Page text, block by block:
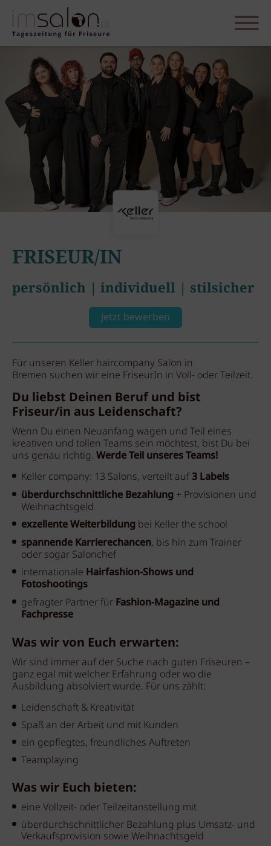
FRISEUR/IN
persönlich | individuell | stilsicher
Jetzt bewerben
Für unseren Keller haircompany Salon in
Bremen suchen wir eine FriseurIn in Voll- oder Teilzeit.
Du liebst Deinen Beruf und bist
Friseur/in aus Leidenschaft?
Wenn Du einen Neuanfang wagen und Teil eines
kreativen und tollen Teams sein möchtest, bist Du bei
uns genau richtig. Werde Teil unseres Teams!
Keller company: 13 Salons, verteilt auf3 Labels
überdurchschnittliche Bezahlung + Provisionen und
Weihnachtsgeld
exzellente Weiterbildung bei Keller the school
spannende Karrierechancen, bis hin zum Trainer
oder sogar Salonchef
internationale Hairfashion-Shows und
Fotoshootings
gefragter Partner für Fashion-Magazine und
Fachpresse
Was wir von Euch erwarten:
Wir sind immer auf der Suche nach guten Friseuren –
ganz egal mit welcher Erfahrung oder wo die
Ausbildung absolviert wurde. Für uns zählt:
Leidenschaft & Kreativität
Spaß an der Arbeit und mit Kunden
ein gepflegtes, freundliches Auftreten
Teamplaying
Was wir Euch bieten:
eine Vollzeit- oder Teilzeitanstellung mit
überdurchschnittlicher Bezahlung plus Umsatz- und
Verkaufsprovision sowie Weihnachtsgeld